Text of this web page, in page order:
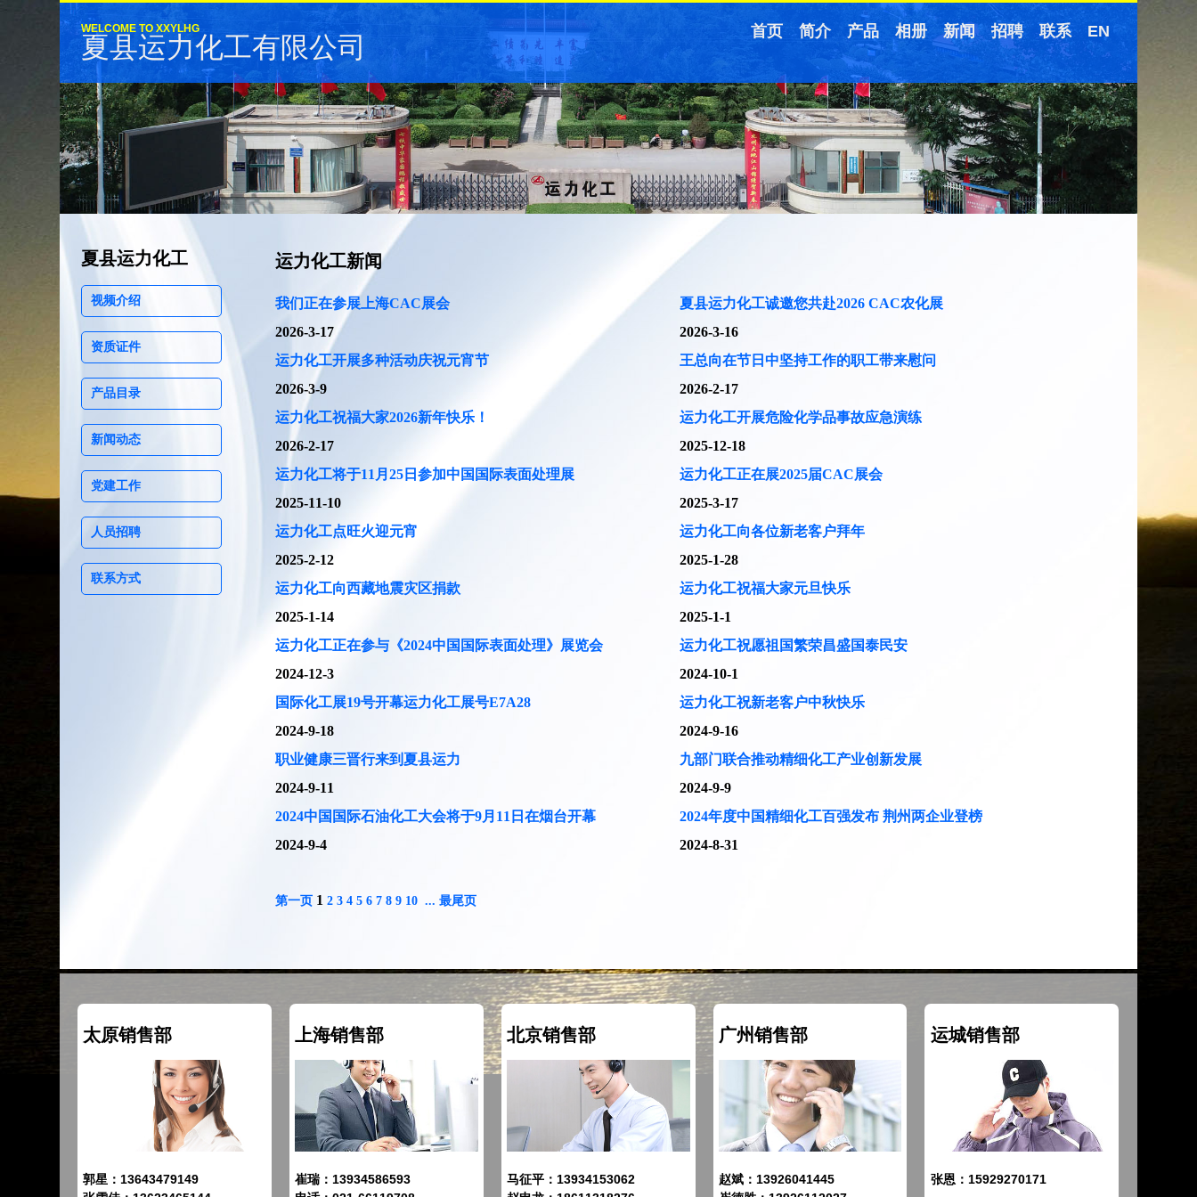
WELCOME TO XXYLHG
夏县运力化工有限公司 首页 简介 产品 相册 新闻 招聘 联系 EN
夏县运力化工
视频介绍
资质证件
产品目录
新闻动态
党建工作
人员招聘
联系方式
运力化工新闻
我们正在参展上海CAC展会
2026-3-17
夏县运力化工诚邀您共赴2026 CAC农化展
2026-3-16
运力化工开展多种活动庆祝元宵节
2026-3-9
王总向在节日中坚持工作的职工带来慰问
2026-2-17
运力化工祝福大家2026新年快乐！
2026-2-17
运力化工开展危险化学品事故应急演练
2025-12-18
运力化工将于11月25日参加中国国际表面处理展
2025-11-10
运力化工正在展2025届CAC展会
2025-3-17
运力化工点旺火迎元宵
2025-2-12
运力化工向各位新老客户拜年
2025-1-28
运力化工向西藏地震灾区捐款
2025-1-14
运力化工祝福大家元旦快乐
2025-1-1
运力化工正在参与《2024中国国际表面处理》展览会
2024-12-3
运力化工祝愿祖国繁荣昌盛国泰民安
2024-10-1
国际化工展19号开幕运力化工展号E7A28
2024-9-18
运力化工祝新老客户中秋快乐
2024-9-16
职业健康三晋行来到夏县运力
2024-9-11
九部门联合推动精细化工产业创新发展
2024-9-9
2024中国国际石油化工大会将于9月11日在烟台开幕
2024-9-4
2024年度中国精细化工百强发布 荆州两企业登榜
2024-8-31
第一页 1 2 3 4 5 6 7 8 9 10 ... 最尾页
太原销售部
郭星：13643479149
上海销售部
崔瑞：13934586593
北京销售部
马征平：13934153062
广州销售部
赵斌：13926041445
运城销售部
张恩：15929270171